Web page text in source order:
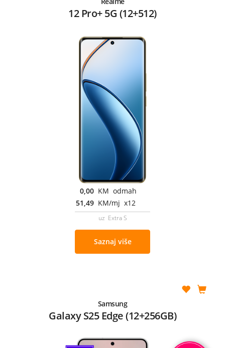
12 Pro+ 5G (12+512)
0,00 KM odmah
51,49 KM/mj x12
uz Extra S
Saznaj više
Samsung
Galaxy S25 Edge (12+256GB)